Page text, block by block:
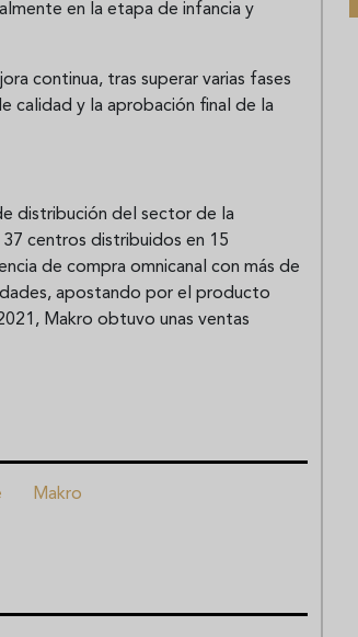
en la etapa de infancia y
continua, tras superar varias fases
calidad y la aprobación final de la
distribución del sector de la
centros distribuidos en 15
de compra omnicanal con más de
apostando por el producto
Makro obtuvo unas ventas
Makro